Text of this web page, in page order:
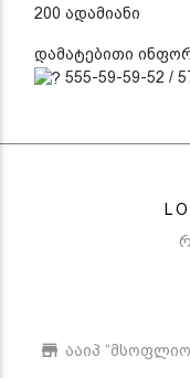
200 ადამიანი
დამატებითი
555-59-59-52 /
L
ააიპ